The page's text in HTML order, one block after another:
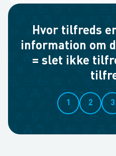
Hvor tilfreds
information om
= slet ikke
1 2 3